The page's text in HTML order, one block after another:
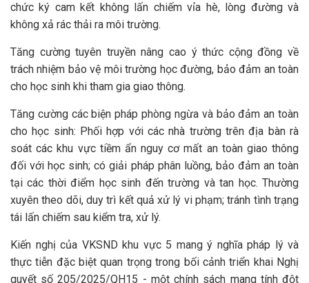
chức ký cam kết không lấn chiếm vỉa hè, lòng đường và
không xả rác thải ra môi trường.
Tăng cường tuyên truyền nâng cao ý thức cộng đồng về
trách nhiệm bảo vệ môi trường học đường, bảo đảm an toàn
cho học sinh khi tham gia giao thông.
Tăng cường các biện pháp phòng ngừa và bảo đảm an toàn
cho học sinh: Phối hợp với các nhà trường trên địa bàn rà
soát các khu vực tiềm ẩn nguy cơ mất an toàn giao thông
đối với học sinh; có giải pháp phân luồng, bảo đảm an toàn
tại các thời điểm học sinh đến trường và tan học. Thường
xuyên theo dõi, duy trì kết quả xử lý vi phạm; tránh tình trạng
tái lấn chiếm sau kiểm tra, xử lý.
Kiến nghị của VKSND khu vực 5 mang ý nghĩa pháp lý và
thực tiễn đặc biệt quan trọng trong bối cảnh triển khai Nghị
quyết số 205/2025/QH15 - một chính sách mang tính đột